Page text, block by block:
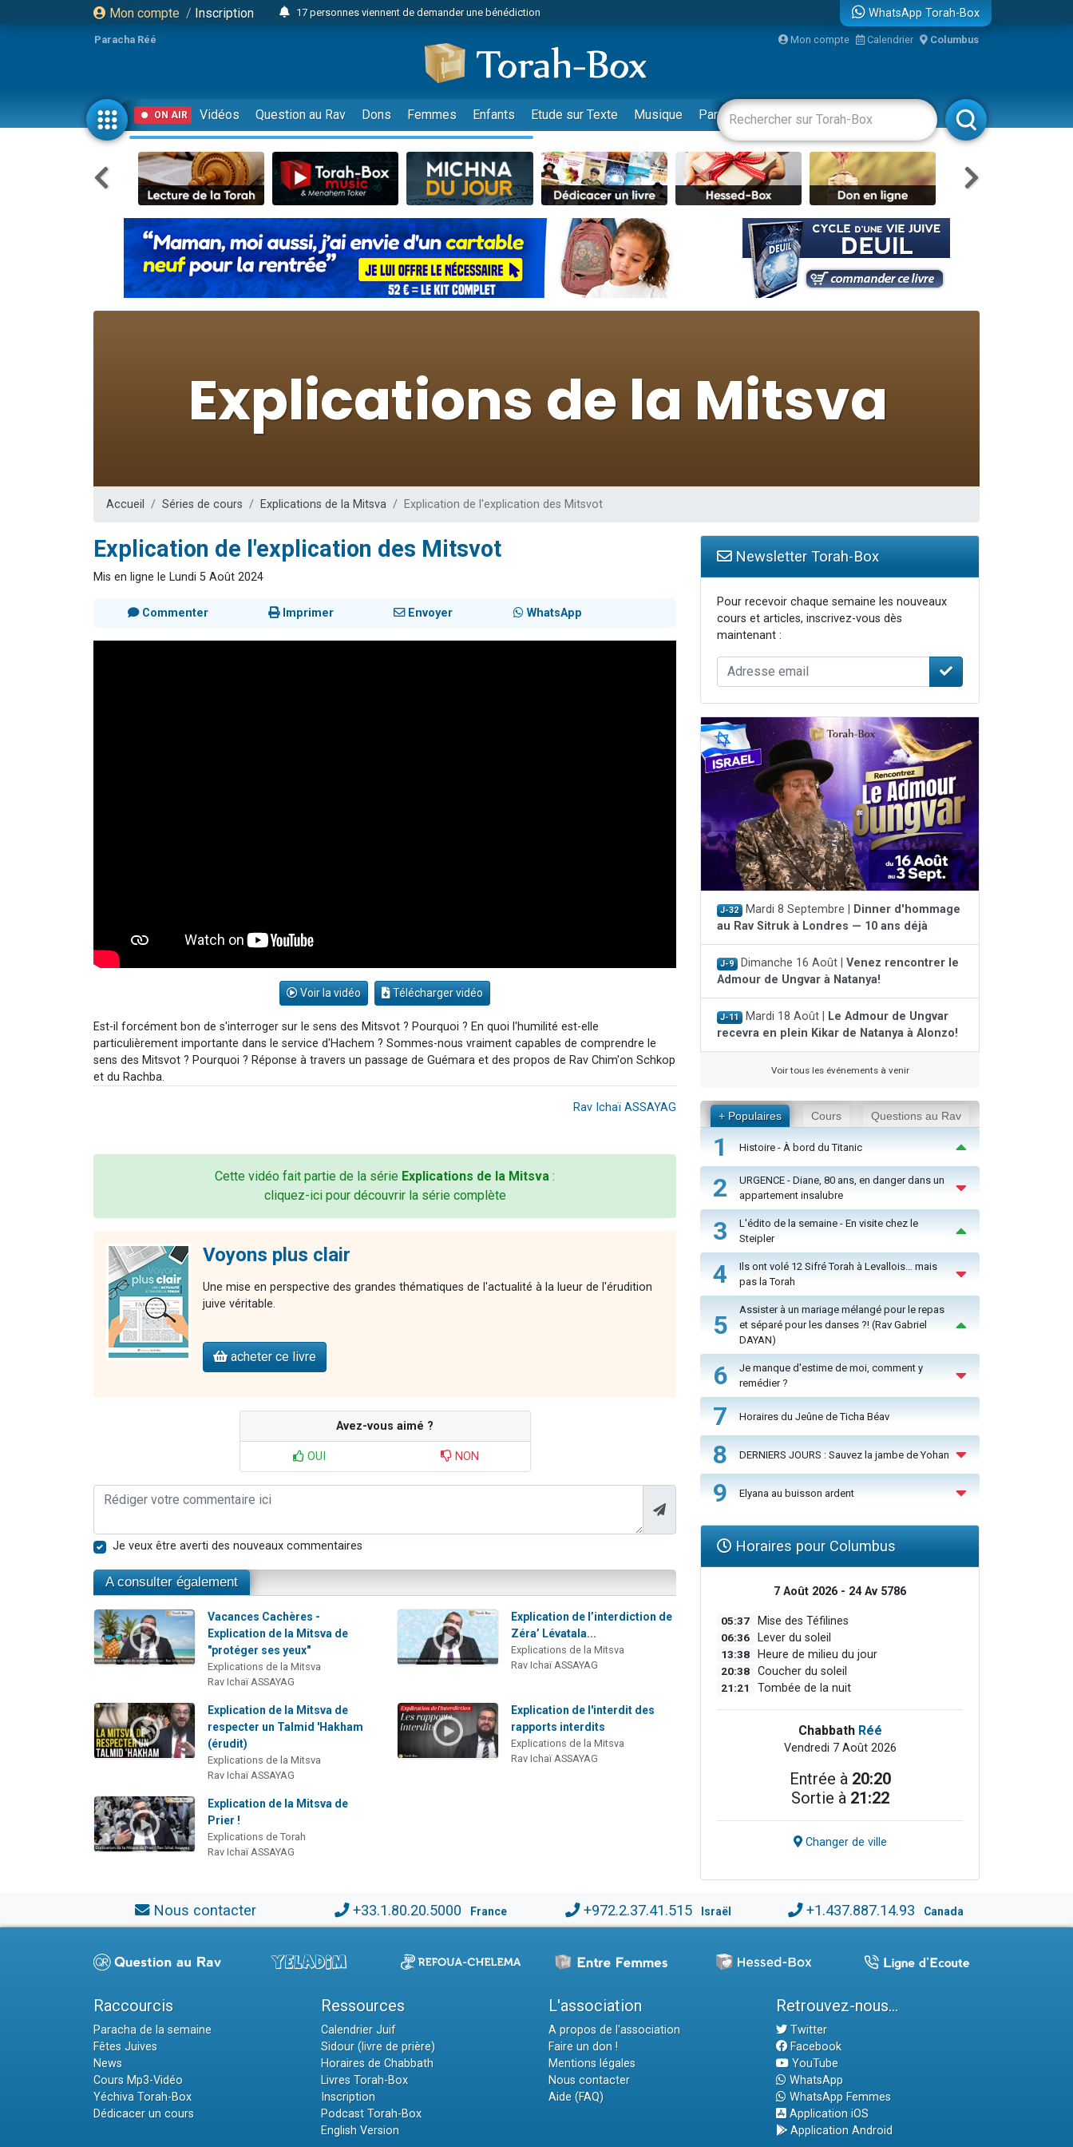
Mon compte / Inscription
17 personnes viennent de demander une bénédiction
23 personnes viennent de faire un don pour Diane, 80 ans, dans un appartement insalubre
Eva vient de donner son Maasser
4 personnes viennent de nous rejoindre sur WhatsApp
3 personnes viennent de nous rejoindre sur WhatsApp
Odaya vient de donner son Maasser
3 personnes viennent de faire un don pour 5 jours de vacances aux Orphelins
2 personnes viennent de nous rejoindre sur WhatsApp
13 personnes viennent de demander une bénédiction
Il reste 49 places pour étudier en groupe sur Zoom
30 personnes viennent de faire un don pour Sauvez la jambe de Yohan
12 nouvelles musiques dans Torah-Box Music
2 nouvelles musiques dans Torah-Box Music
8 personnes viennent de faire un don pour Tsédaka : pauvres d'Israel
WhatsApp Torah-Box
Paracha Réé Mon compte Calendrier Columbus
ON AIR Vidéos Question au Rav Dons Femmes Enfants Etude sur Texte Musique Paracha Divertissements Livres Rabbanim
Accueil Séries de cours Explications de la Mitsva Explication de l'explication des Mitsvot
Explication de l'explication des Mitsvot
Mis en ligne le Lundi 5 Août 2024
Commenter Imprimer Envoyer WhatsApp
Voir la vidéo Télécharger vidéo
Est-il forcément bon de s'interroger sur le sens des Mitsvot ? Pourquoi ? En quoi l'humilité est-elle
particulièrement importante dans le service d'Hachem ? Sommes-nous vraiment capables de comprendre le
sens des Mitsvot ? Pourquoi ? Réponse à travers un passage de Guémara et des propos de Rav Chim'on Schkop
et du Rachba.
Rav Ichaï ASSAYAG
Cette vidéo fait partie de la série Explications de la Mitsva :
cliquez-ici pour découvrir la série complète
Voyons plus clair
Une mise en perspective des grandes thématiques de l'actualité à la lueur de l'érudition
juive véritable.
acheter ce livre
Avez-vous aimé ?
OUI NON
Je veux être averti des nouveaux commentaires
A consulter également
Vacances Cachères -
Explication de la Mitsva de
"protéger ses yeux"
Explications de la Mitsva
Rav Ichaï ASSAYAG
Explication de l’interdiction de
Zéra’ Lévatala...
Explications de la Mitsva
Rav Ichaï ASSAYAG
Explication de la Mitsva de
respecter un Talmid 'Hakham
(érudit)
Explications de la Mitsva
Rav Ichaï ASSAYAG
Explication de l'interdit des
rapports interdits
Explications de la Mitsva
Rav Ichaï ASSAYAG
Explication de la Mitsva de
Prier !
Explications de Torah
Rav Ichaï ASSAYAG
Newsletter Torah-Box
Pour recevoir chaque semaine les nouveaux
cours et articles, inscrivez-vous dès
maintenant :
J-32 Mardi 8 Septembre |
Dinner d'hommage
au Rav Sitruk à Londres — 10 ans déjà
J-9 Dimanche 16 Août | Venez rencontrer le
Admour de Ungvar à Natanya!
J-11 Mardi 18 Août |
Le Admour de Ungvar
recevra en plein Kikar de Natanya à Alonzo!
Voir tous les événements à venir
+ Populaires Cours Questions au Rav
1 Histoire - À bord du Titanic
2
URGENCE - Diane, 80 ans, en danger dans un
appartement insalubre
3
L'édito de la semaine - En visite chez le
Steipler
4
Ils ont volé 12 Sifré Torah à Levallois… mais
pas la Torah
5
Assister à un mariage mélangé pour le repas
et séparé pour les danses ?! (Rav Gabriel
DAYAN)
6
Je manque d'estime de moi, comment y
remédier ?
7 Horaires du Jeûne de Ticha Béav
8 DERNIERS JOURS : Sauvez la jambe de Yohan
9 Elyana au buisson ardent
Horaires pour Columbus
7 Août 2026 - 24 Av 5786
05:37 Mise des Téfilines
06:36 Lever du soleil
13:38 Heure de milieu du jour
20:38 Coucher du soleil
21:21 Tombée de la nuit
Chabbath Réé
Vendredi 7 Août 2026
Entrée à 20:20
Sortie à 21:22
Changer de ville
Nous contacter +33.1.80.20.5000 France +972.2.37.41.515 Israël +1.437.887.14.93 Canada
Raccourcis
Paracha de la semaine
Fêtes Juives
News
Cours Mp3-Vidéo
Yéchiva Torah-Box
Dédicacer un cours
Ressources
Calendrier Juif
Sidour (livre de prière)
Horaires de Chabbath
Livres Torah-Box
Inscription
Podcast Torah-Box
English Version
L'association
A propos de l'association
Faire un don !
Mentions légales
Nous contacter
Aide (FAQ)
Retrouvez-nous...
Twitter
Facebook
YouTube
WhatsApp
WhatsApp Femmes
Application iOS
Application Android